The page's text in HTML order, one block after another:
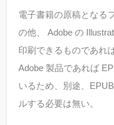
電子書籍の原稿となる
の他、 Adobe の
印刷できるものであれ
Adobe 製品であれば
いるため、別途、
ルする必要は無い。